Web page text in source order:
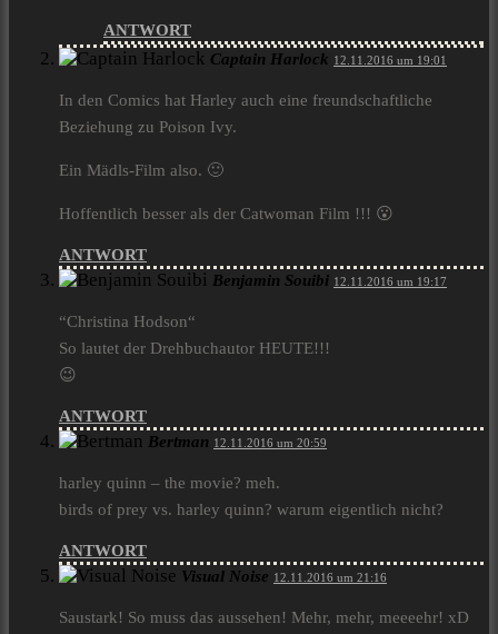
ANTWORT
Captain Harlock 12.11.2016 um 19:01
In den Comics hat Harley auch eine freundschaftliche
Beziehung zu Poison Ivy.
Ein Mädls-Film also. 🙂
Hoffentlich besser als der Catwoman Film !!! 😮
ANTWORT
Benjamin Souibi 12.11.2016 um 19:17
“Christina Hodson“
So lautet der Drehbuchautor HEUTE!!!
😉
ANTWORT
Bertman 12.11.2016 um 20:59
harley quinn – the movie? meh.
birds of prey vs. harley quinn? warum eigentlich nicht?
ANTWORT
Visual Noise 12.11.2016 um 21:16
Saustark! So muss das aussehen! Mehr, mehr, meeeehr! xD